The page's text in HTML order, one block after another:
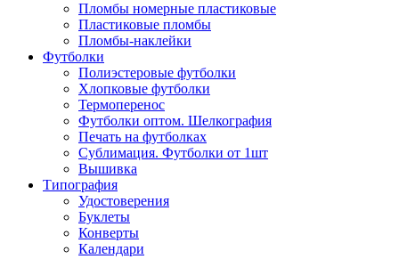
Пломбы номерные пластиковые
Пластиковые пломбы
Пломбы-наклейки
Футболки
Полиэстеровые футболки
Хлопковые футболки
Термоперенос
Футболки оптом. Шелкография
Печать на футболках
Сублимация. Футболки от 1шт
Вышивка
Типография
Удостоверения
Буклеты
Конверты
Календари